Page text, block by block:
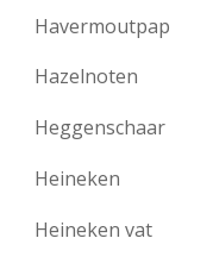
Havermoutpap
Hazelnoten
Heggenschaar
Heineken
Heineken vat